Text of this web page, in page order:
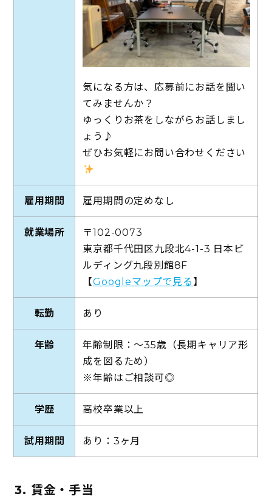
気になる方は、応募前にお話を聞い
てみませんか？
ゆっくりお茶をしながらお話しまし
ょう♪
ぜひお気軽にお問い合わせください
雇用期間 雇用期間の定めなし
就業場所
〒102-0073
東京都千代田区九段北4-1-3 日本ビ
ルディング九段別館8F
【Googleマップで見る 】
転勤 あり
年齢
年齢制限：～35歳（長期キャリア形
成を図るため）
※年齢はご相談可◎
学歴 高校卒業以上
試用期間 あり：3ヶ月
3. 賃金・手当